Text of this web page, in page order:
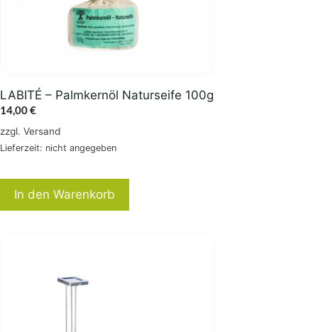
LABITÉ – Palmkernöl Naturseife 100g
14,00€
zzgl. Versand
Lieferzeit: nicht angegeben
In den Warenkorb